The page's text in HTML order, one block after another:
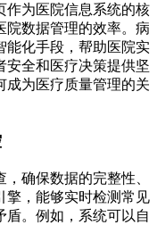
作为医院信息系统的核
院数据管理的效率。病
能化手段，帮助医院实
安全和医疗决策提供坚
成为医疗质量管理的关
确保数据的完整性、
擎，能够实时检测常见
盾。例如，系统可以自